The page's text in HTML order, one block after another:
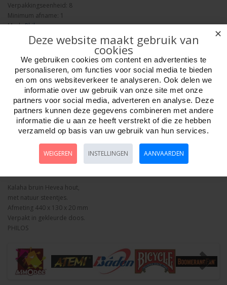
Verpakkingseenheid: 8
Minimum afname: 1
Merk:Philos
Aantal
Bestellen
Omschrijving Foto hoge resolutie Details
Kalaha bruin Hevea hout,
met natuur steentjes.
Afmeting 440 x 130 x 20 mm
Verpakt in gekleurde doos.
PHILOS
✕
Deze website maakt gebruik van
cookies
We gebruiken cookies om content en advertenties te
personaliseren, om functies voor social media te bieden
en om ons websiteverkeer te analyseren. Ook delen we
informatie over uw gebruik van onze site met onze
partners voor social media, adverteren en analyse. Deze
partners kunnen deze gegevens combineren met andere
informatie die u aan ze heeft verstrekt of die ze hebben
verzameld op basis van uw gebruik van hun services.
WEIGEREN INSTELLINGEN AANVAARDEN